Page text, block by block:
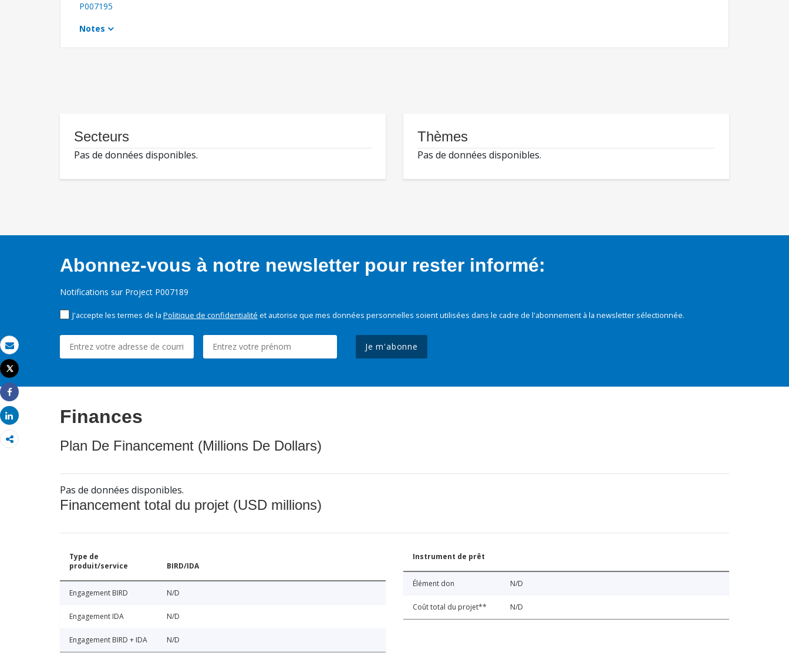
Email
Imprimer
Tweet
Share
Share
P007195
Notes
Secteurs
Pas de données disponibles.
Thèmes
Pas de données disponibles.
Abonnez-vous à notre newsletter pour rester informé:
Notifications sur Project P007189
J'accepte les termes de la Politique de confidentialité et autorise que mes données personnelles soient utilisées dans le cadre de l'abonnement à la newsletter sélectionnée.
Je m'abonne
Finances
Plan De Financement (Millions De Dollars)
Pas de données disponibles.
Financement total du projet (USD millions)
Type de
produit/service
BIRD/IDA
Engagement BIRD N/D
Engagement IDA N/D
Engagement BIRD + IDA N/D
Instrument de prêt
Élément don N/D
Coût total du projet** N/D